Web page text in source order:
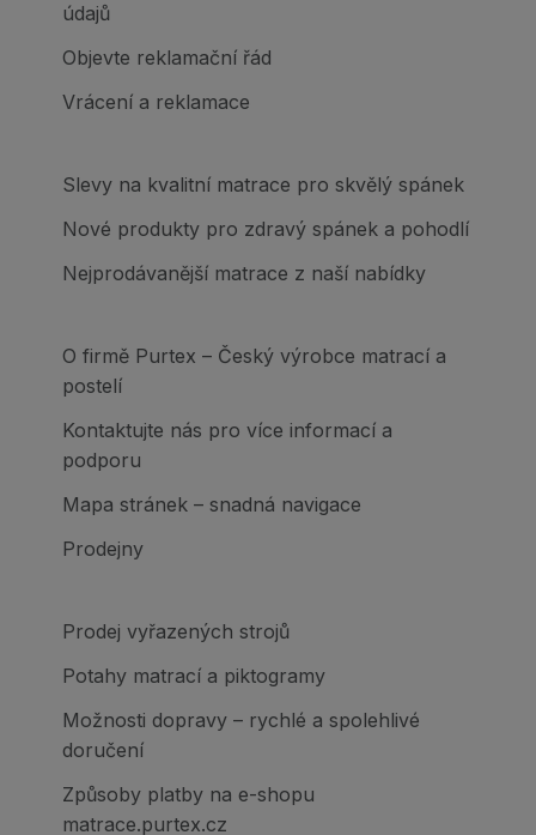
údajů
Objevte reklamační řád
Vrácení a reklamace
Slevy na kvalitní matrace pro skvělý spánek
Nové produkty pro zdravý spánek a pohodlí
Nejprodávanější matrace z naší nabídky
O firmě Purtex – Český výrobce matrací a
postelí
Kontaktujte nás pro více informací a
podporu
Mapa stránek – snadná navigace
Prodejny
Prodej vyřazených strojů
Potahy matrací a piktogramy
Možnosti dopravy – rychlé a spolehlivé
doručení
Způsoby platby na e-shopu
matrace.purtex.cz